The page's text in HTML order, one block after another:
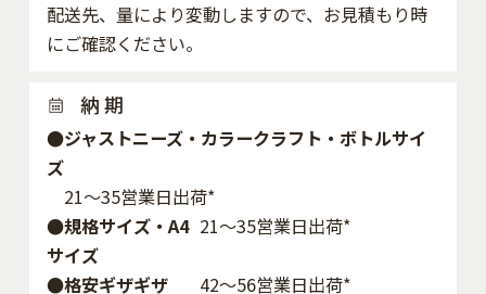
配送先、量により変動しますので、お見積もり時
にご確認ください。
納 期
●ジャストニーズ・カラークラフト・ボトルサイ
ズ
21～35営業日出荷*
●規格サイズ・A4
サイズ
21～35営業日出荷*
●格安ギザギザ
42〜56営業日出荷*